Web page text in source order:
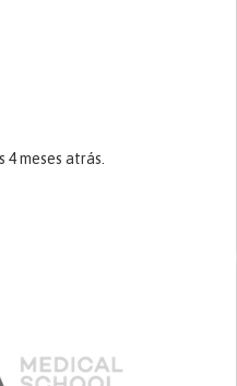
4 meses atrás.